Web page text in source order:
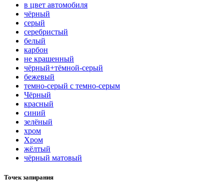
в цвет автомобиля
чёрный
серый
серебристый
белый
карбон
нe кpaшeнный
чёрный+тёмной-серый
бежевый
темно-серый с темно-серым
Чёрный
красный
синий
зелёный
хром
Хром
жёлтый
чёрный матовый
Точек запирания